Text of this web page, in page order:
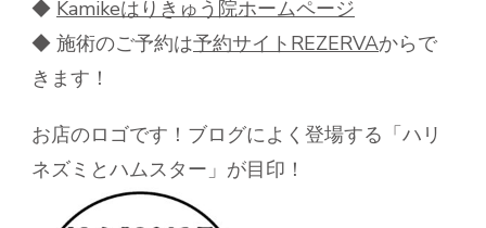
◆ Kamikeはりきゅう院ホームページ
◆ 施術のご予約は予約サイト REZERVAからで
きます！
お店のロゴです！ブログによく登場する「ハリ
ネズミとハムスター」が目印！